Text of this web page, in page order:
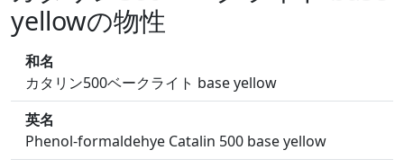
yellowの物性
和名
カタリン500ベークライト base yellow
英名
Phenol-formaldehye Catalin 500 base yellow